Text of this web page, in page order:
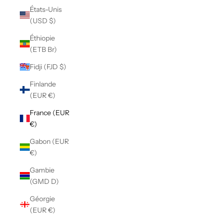
États-Unis
(USD $)
Éthiopie
(ETB Br)
Fidji (FJD $)
Finlande
(EUR €)
France (EUR
€)
Gabon (EUR
€)
Gambie
(GMD D)
Géorgie
(EUR €)